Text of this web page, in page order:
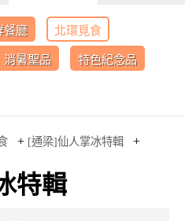
餐廳 北環覓食
消暑聖品 特色紀念品
+ [通梁]仙人掌冰特輯 +
特輯